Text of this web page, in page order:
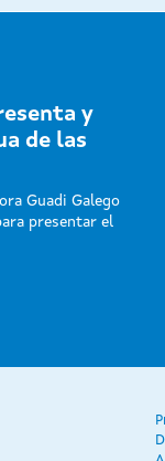
y
de las
Guadi Galego
presentar el